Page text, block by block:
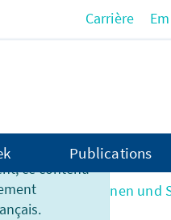
ce contenu
Carrière
Publications
Personen